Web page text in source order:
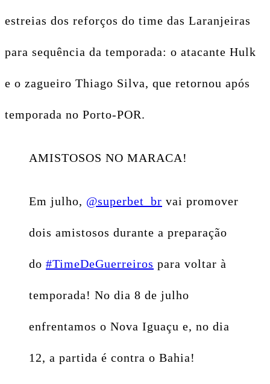
estreias dos reforços do time das Laranjeiras
para sequência da temporada: o atacante Hulk
e o zagueiro Thiago Silva, que retornou após
temporada no Porto-POR.
AMISTOSOS NO MARACA!
Em julho, @superbet_br vai promover
dois amistosos durante a preparação
do #TimeDeGuerreiros para voltar à
temporada! No dia 8 de julho
enfrentamos o Nova Iguaçu e, no dia
12, a partida é contra o Bahia!